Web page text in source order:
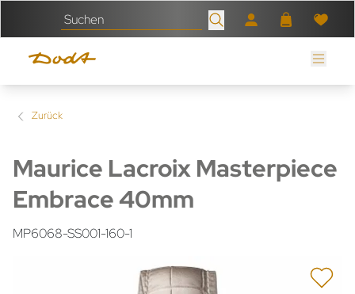
Zurück
Maurice Lacroix Masterpiece
Embrace 40mm
MP6068-SS001-160-1